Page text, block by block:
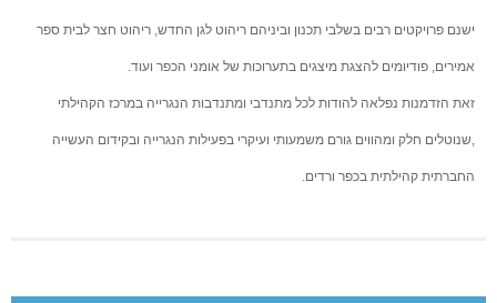
ישנם פרויקטים רבים בשלבי תכנון וביניהם ריהוט לגן החדש, ריהוט חצר לבית ספר
אמירים, פודיומים להצגת מיצגים בתערוכות של אומני הכפר ועוד.
זאת הזדמנות נפלאה להודות לכל מתנדבי ומתנדבות הנגרייה במרכז הקהילתי
,שנוטלים חלק ומהווים גורם משמעותי ועיקרי בפעילות הנגרייה ובקידום העשייה
החברתית קהילתית בכפר ורדים.